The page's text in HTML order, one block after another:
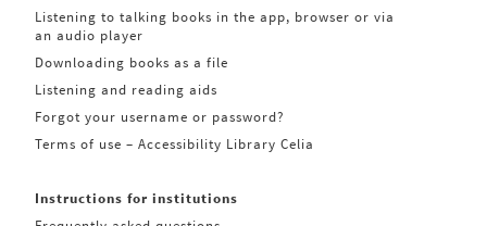
Listening to talking books in the app, browser or via
an audio player
Downloading books as a file
Listening and reading aids
Forgot your username or password?
Terms of use – Accessibility Library Celia
Instructions for institutions